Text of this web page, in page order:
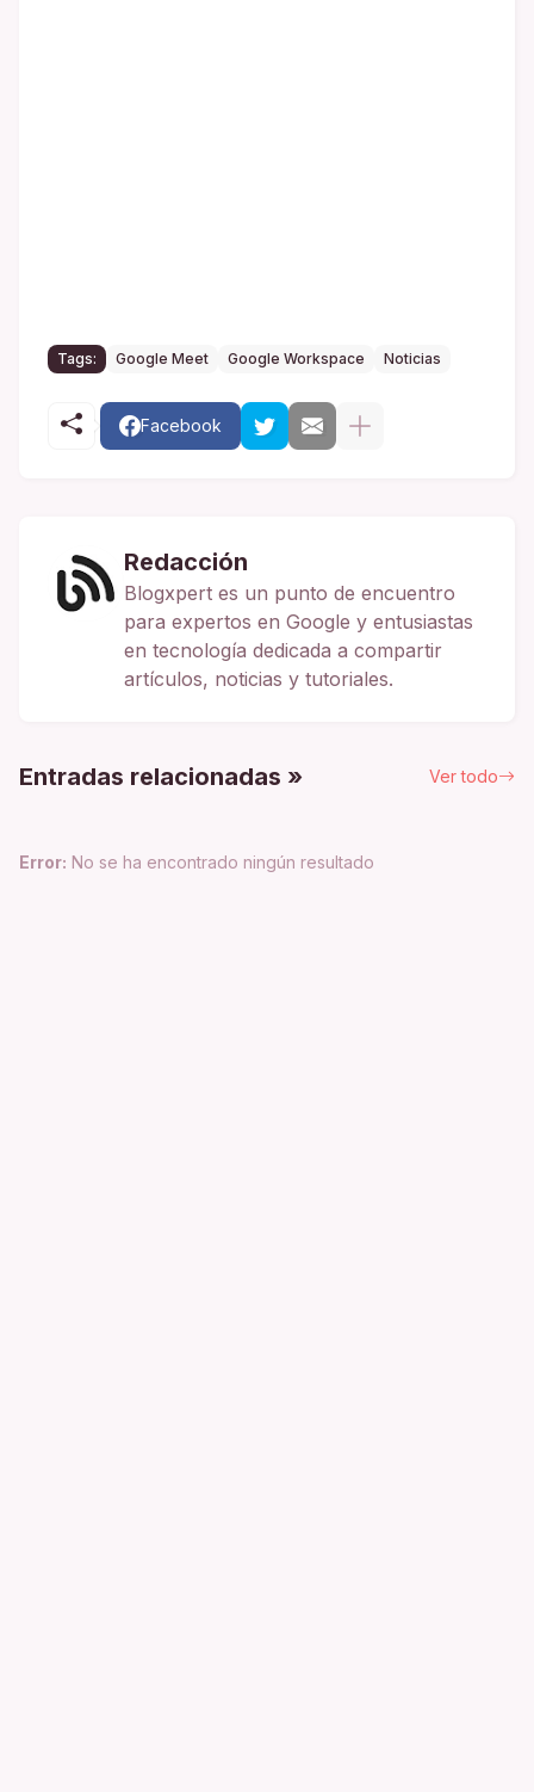
Tags: Google Meet Google Workspace Noticias
Facebook
Redacción
Blogxpert es un punto de encuentro
para expertos en Google y entusiastas
en tecnología dedicada a compartir
artículos, noticias y tutoriales.
Entradas relacionadas » Ver todo
Error: No se ha encontrado ningún resultado